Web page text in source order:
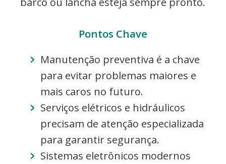
Pontos Chave
Manutenção preventiva é a chave
para evitar problemas maiores e
mais caros no futuro.
Serviços elétricos e hidráulicos
precisam de atenção especializada
para garantir segurança.
Sistemas eletrônicos modernos